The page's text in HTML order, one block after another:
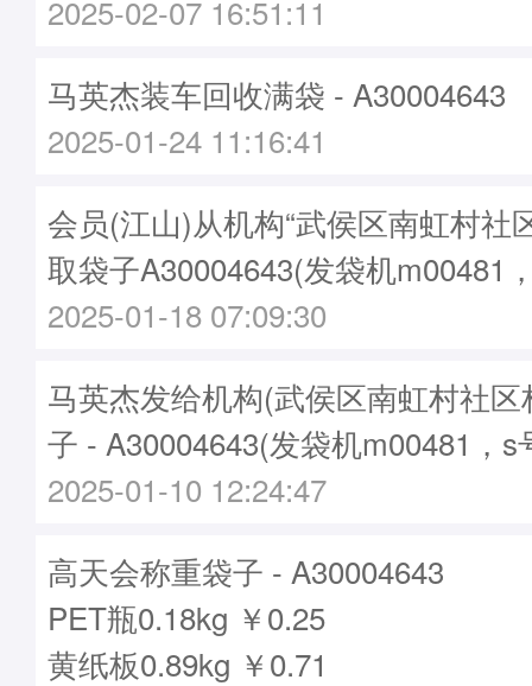
2025-02-07 16:51:11
马英杰装车回收满袋 - A30004643
2025-01-24 11:16:41
会员(江山)从机构“武侯区南虹村社
取袋子A30004643(发袋机m00481
2025-01-18 07:09:30
马英杰发给机构(武侯区南虹村社
子 - A30004643(发袋机m00481，s
2025-01-10 12:24:47
高天会称重袋子 - A30004643
PET瓶0.18kg ￥0.25
黄纸板0.89kg ￥0.71